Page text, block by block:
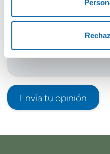
Envía tu opinión